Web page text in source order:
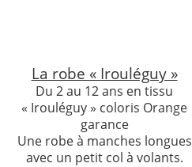
La robe « Irouléguy »
Du 2 au 12 ans en tissu
« Irouléguy » coloris Orange
garance
Une robe à manches longues
avec un petit col à volants.